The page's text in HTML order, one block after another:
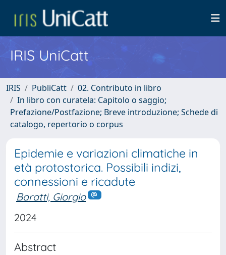
IRIS UniCatt
IRIS PubliCatt
02. Contributo in libro
In libro con curatela: Capitolo o saggio;
Prefazione/Postfazione; Breve introduzione; Schede di
catalogo, repertorio o corpus
Epidemie e variazioni climatiche in
età protostorica. Possibili indizi,
connessioni e ricadute
Baratti, Giorgio
2024
Abstract